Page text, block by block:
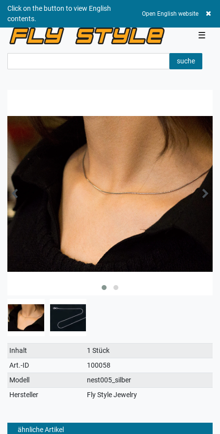
Click on the button to view English
contents.
Open English website
☰
suche
Technisches
Merkmal
Wert
Inhalt
1 Stück
Art.-ID
100058
Modell
nest005_silber
Hersteller
Fly Style Jewelry
ähnliche Artikel